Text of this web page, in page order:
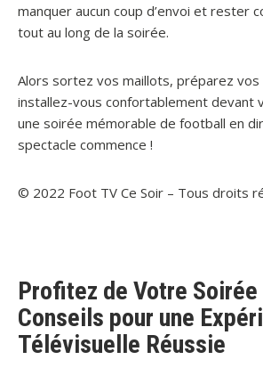
manquer aucun coup d’envoi et rester
tout au long de la soirée.
Alors sortez vos maillots, préparez
installez-vous confortablement devant
une soirée mémorable de football en
spectacle commence !
© 2022 Foot TV Ce Soir – Tous droits
Profitez de Votre Soirée
Conseils pour une
Télévisuelle Réussie